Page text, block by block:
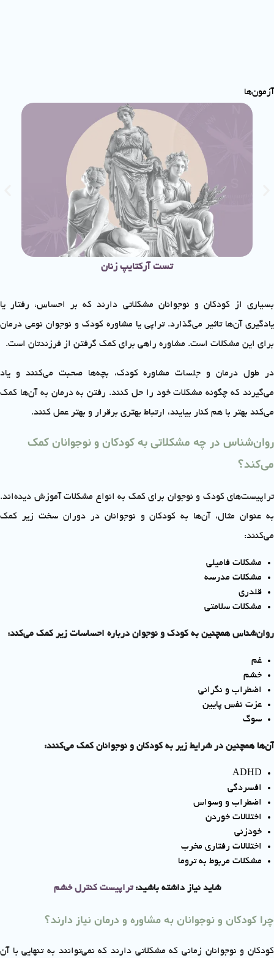
آزمون‌ها
تست آرکتایپ زنان
بسیاری از کودکان و نوجوانان مشکلاتی دارند که بر احساس، رفتار یا
یادگیری آن‌ها تاثیر می‌گذارد. تراپی یا مشاوره کودک و نوجوان نوعی درمان
برای این مشکلات است. مشاوره راهی برای کمک گرفتن از فرزندتان است.
در طول درمان و جلسات مشاوره کودک، بچه‌ها صحبت می‌کنند و یاد
می‌گیرند که چگونه مشکلات خود را حل کنند. رفتن به درمان به آن‌ها کمک
می‌کند بهتر با هم کنار بیایند، ارتباط بهتری برقرار و بهتر عمل کنند.
روان‌شناس در چه مشکلاتی به کودکان و نوجوانان کمک
می‌کند؟
تراپیست‌های کودک و نوجوان برای کمک به انواع مشکلات آموزش دیده‌اند.
به عنوان مثال، آن‌ها به کودکان و نوجوانان در دوران سخت زیر کمک
می‌کنند:
مشکلات فامیلی
مشکلات مدرسه
قلدری
مشکلات سلامتی
روان‌شناس همچنین به کودک و نوجوان درباره احساسات زیر کمک می‌کند:
غم
خشم
اضطراب و نگرانی
عزت نفس پایین
سوگ
آن‌ها همچنین در شرایط زیر به کودکان و نوجوانان کمک می‌کنند:
ADHD
افسردگی
اضطراب و وسواس
اختلالات خوردن
خودزنی
اختلالات رفتاری مخرب
مشکلات مربوط به تروما
شاید نیاز داشته باشید:تراپیست کنترل خشم
چرا کودکان و نوجوانان به مشاوره و درمان نیاز دارند؟
کودکان و نوجوانان زمانی که مشکلاتی دارند که نمی‌توانند به تنهایی با آن